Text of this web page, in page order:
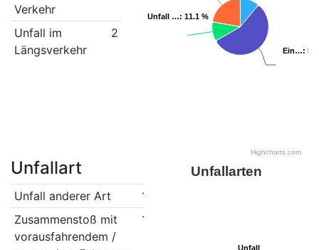
Verkehr
Unfall im
Längsverkehr
2
Ein…: 5…
Ein…: 5…
Unfall …: 11.1 %
Unfall …: 11.1 %
Highcharts.com
Unfallart
Unfall anderer Art
1
Zusammenstoß mit
vorausfahrendem /
1
Unfallarten
Unfall
Unfall